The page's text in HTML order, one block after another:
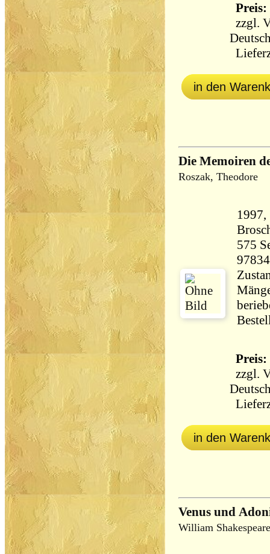
Preis:
zzgl.
in den
Die Memoiren
Roszak, Theodore
575 Seiten
Preis:
zzgl.
in den
Venus und
William Shakespeare